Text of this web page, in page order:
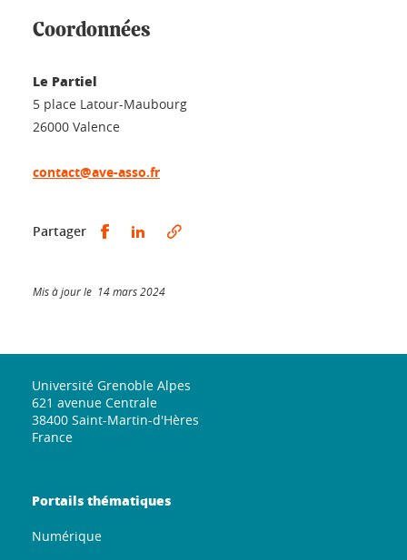
Coordonnées
Le Partiel
5 place Latour-Maubourg
26000 Valence
contact@ave-asso.fr
Partager Partager sur Facebook
Partager sur LinkedIn
Mis à jour le 14 mars 2024
Université Grenoble Alpes
621 avenue Centrale
38400 Saint-Martin-d'Hères
France
Portails thématiques
Numérique